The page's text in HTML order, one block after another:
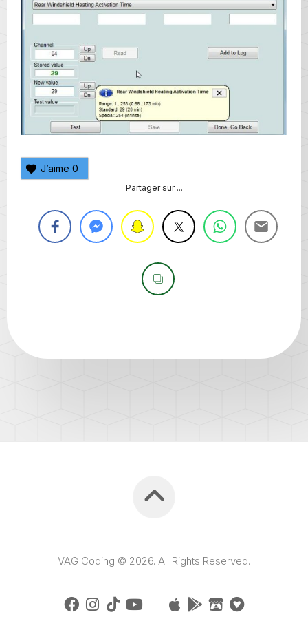
J’aime 0
Partager sur ...
VAG Coding © 2026. All Rights Reserved.